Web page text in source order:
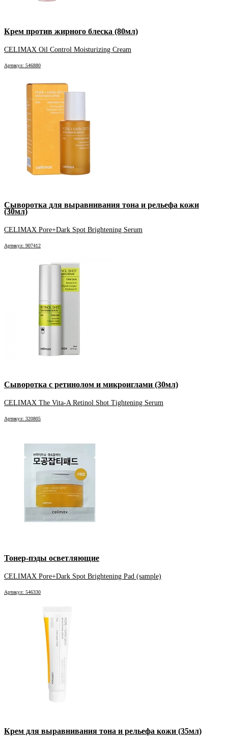
Крем против жирного блеска (80мл)
CELIMAX Oil Control Moisturizing Cream
Артикул: 546880
Сыворотка для выравнивания тона и рельефа кожи
(30мл)
CELIMAX Pore+Dark Spot Brightening Serum
Артикул: 907412
Сыворотка с ретинолом и микроиглами (30мл)
CELIMAX The Vita-A Retinol Shot Tightening Serum
Артикул: 320805
Тонер-пэды осветляющие
CELIMAX Pore+Dark Spot Brightening Pad (sample)
Артикул: 546330
Крем для выравнивания тона и рельефа кожи (35мл)